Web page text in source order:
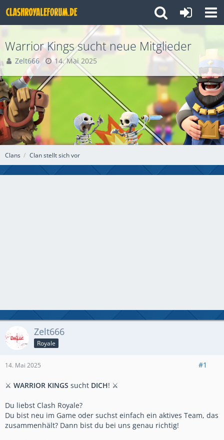
Clans Clan stellt sich vor
Warrior Kings sucht neue Mitglieder
Zelt666 14. Mai 2025
Zelt666
Royale
14. Mai 2025 #1
⚔️ WARRIOR KINGS sucht DICH! ⚔️
Du liebst Clash Royale?
Du bist neu im Game oder suchst einfach ein aktives Team, das
zusammenhält? Dann bist du bei uns genau richtig!